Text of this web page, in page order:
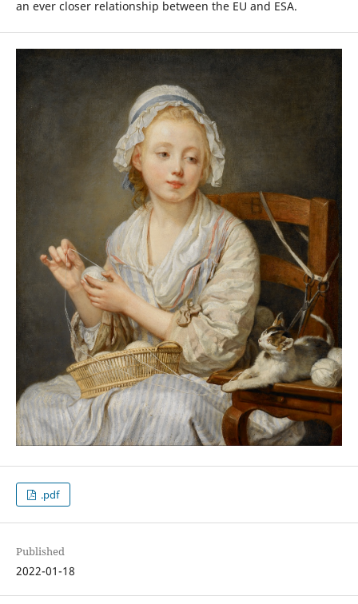
an ever closer relationship between the EU and ESA.
.pdf
Published
2022-01-18